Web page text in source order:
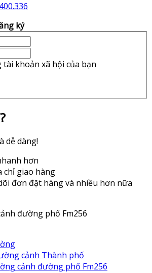
ký
khoản xã hội của bạn
dễ dàng!
hơn
chỉ giao hàng
đơn đặt hàng và nhiều hơn nữa
đường phố Fm256
cảnh Thành phố
cảnh đường phố Fm256